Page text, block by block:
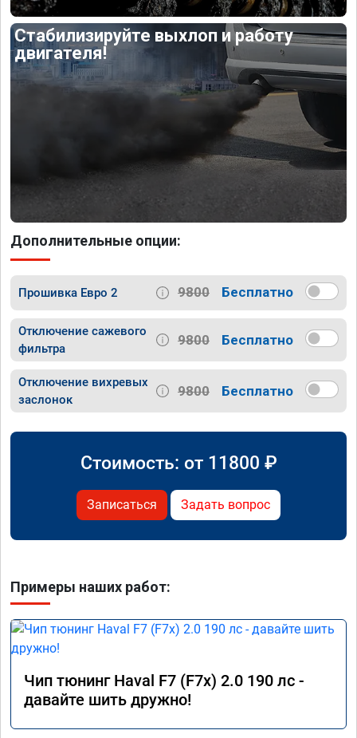
Стабилизируйте выхлоп и работу
двигателя!
Дополнительные опции:
Прошивка Евро 2 9800 Бесплатно
Отключение сажевого
фильтра
9800 Бесплатно
Отключение вихревых
заслонок
9800 Бесплатно
Стоимость: от 11800 ₽
Записаться Задать вопрос
Примеры наших работ:
Чип тюнинг Haval F7 (F7x) 2.0 190 лс -
давайте шить дружно!